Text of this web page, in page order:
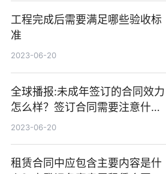
工程完成后需要满足哪些验收标
准
2023-06-20
全球播报:未成年签订的合同效力
怎么样？签订合同需要注意什
么？
2023-06-20
租赁合同中应包含主要内容是什